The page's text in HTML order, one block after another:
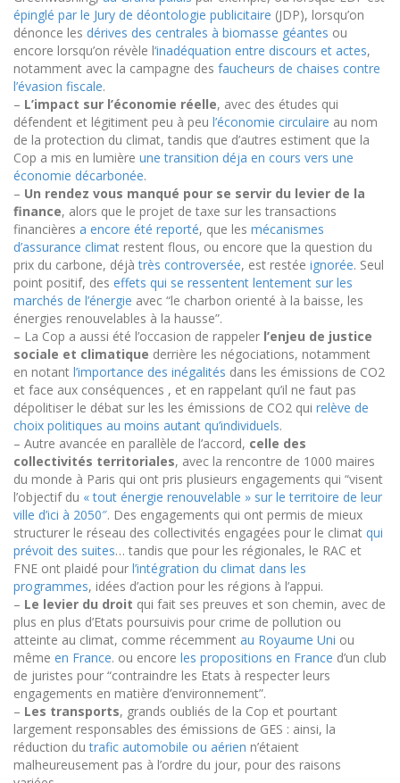
épinglé par le Jury de déontologie publicitaire (JDP), lorsqu’on
dénonce les dérives des centrales à biomasse géantes ou
encore lorsqu’on révèle l‘inadéquation entre discours et actes,
notamment avec la campagne des faucheurs de chaises contre
l’évasion fiscale.
– L’impact sur l’économie réelle, avec des études qui
défendent et légitiment peu à peu l’économie circulaire au nom
de la protection du climat, tandis que d’autres estiment que la
Cop a mis en lumière une transition déja en cours vers une
économie décarbonée.
– Un rendez vous manqué pour se servir du levier de la
finance, alors que le projet de taxe sur les transactions
financières a encore été reporté, que les mécanismes
d’assurance climat restent flous, ou encore que la question du
prix du carbone, déjàtrès controversée, est restée ignorée. Seul
point positif, des effets qui se ressentent lentement sur les
marchés de l’énergie avec “le charbon orienté à la baisse, les
énergies renouvelables à la hausse”.
– La Cop a aussi été l’occasion de rappeler l’enjeu de justice
sociale et climatique derrière les négociations, notamment
en notant l’importance des inégalités dans les émissions de CO2
et face aux conséquences , et en rappelant qu’il ne faut pas
dépolitiser le débat sur les les émissions de CO2 qui relève de
choix politiques au moins autant qu’individuels.
– Autre avancée en parallèle de l’accord, celle des
collectivités territoriales, avec la rencontre de 1000 maires
du monde à Paris qui ont pris plusieurs engagements qui “visent
l’objectif du « tout énergie renouvelable » sur le territoire de leur
ville d’ici à 2050″. Des engagements qui ont permis de mieux
structurer le réseau des collectivités engagées pour le climat qui
prévoit des suites… tandis que pour les régionales, le RAC et
FNE ont plaidé pour l’intégration du climat dans les
programmes, idées d’action pour les régions à l’appui.
– Le levier du droit qui fait ses preuves et son chemin, avec de
plus en plus d’Etats poursuivis pour crime de pollution ou
atteinte au climat, comme récemment au Royaume Uni ou
même en France. ou encore les propositions en France d’un club
de juristes pour “contraindre les Etats à respecter leurs
engagements en matière d’environnement”.
– Les transports, grands oubliés de la Cop et pourtant
largement responsables des émissions de GES : ainsi, la
réduction dutrafic automobile ou aérien n’étaient
malheureusement pas à l’ordre du jour, pour des raisons